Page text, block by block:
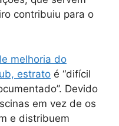
contribuiu para o
melhoria do
estrato é “difícil
Devido
em vez de os
e distribuem